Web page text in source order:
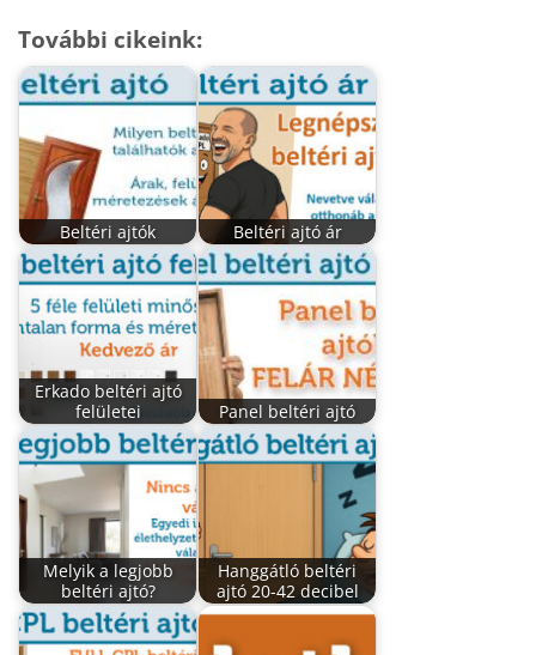
További cikeink:
Beltéri ajtók Beltéri ajtó ár
Erkado beltéri ajtó
felületei
Panel beltéri ajtó
Melyik a legjobb
beltéri ajtó?
Hanggátló beltéri
ajtó 20-42 decibel